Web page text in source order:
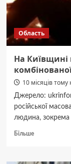
пожежі
та
Область
На Київщині
10 місяців тому
Джерело:
російської
людина, зокрема
БільшеДокладніше
Київщині